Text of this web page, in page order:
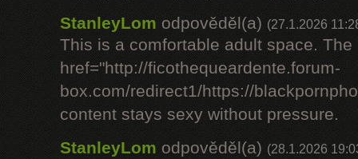
StanleyLom odpověděl(a) (27.1.2026
This is a comfortable adult space. The
href="http://ficothequeardente.forum-
box.com/redirect1/https://
content stays sexy without pressure.
StanleyLom odpověděl(a) (28.1.2026